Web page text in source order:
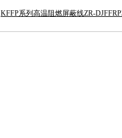
KFFP系列高温阻燃屏蔽线ZR-